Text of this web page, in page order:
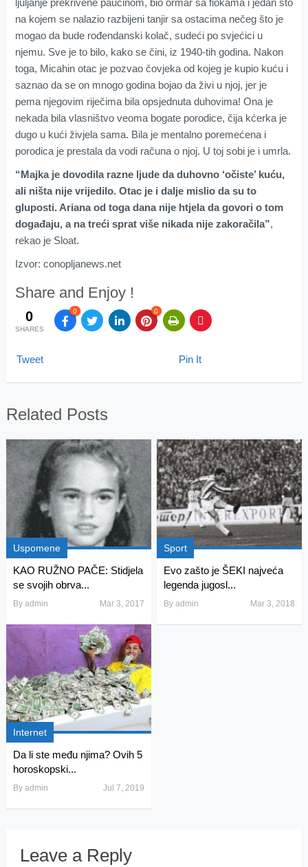
ljuljanje prekrivene paučinom, bio ormar sa fiokama i jedan sto
na kojem se nalazio razbijeni tanjir sa ostacima nečeg što je
mogao da bude rođendanski kolač, sudeći po svjećici u
njemu. Sve je to bilo, kako se čini, iz 1940-tih godina. Nakon
toga, Micahin otac je pozvao čovjeka od kojeg je kupio kuću i
saznao da se on mnogo godina bojao da živi u njoj, jer je
pema njegovim riječima bila opsjednuta duhovima! Ona je
nekada bila vlasništvo veoma bogate porodice, čija kćerka je
dugo u kući živjela sama. Bila je mentalno poremećena i
porodica je prestala da vodi računa o njoj. U toj sobi je i umrla.
“Majka je dovodila razne ljude da duhovno ‘očiste’ kuću,
ali ništa nije vrijedilo. Otac je i dalje mislio da su to
gluposti. Ariana od toga dana nije htjela da govori o tom
događaju, a na treći sprat više nikada nije zakoračila”,
rekao je Sloat.
Izvor: conopljanews.net
Share and Enjoy !
0
SHARES
0 0
Tweet Pin It
Related Posts
Uspomene
KAO RUŽNO PAČE: Stidjela
se svojih obrva...
By admin Mar 3, 2017
Sport
Evo zašto je ŠEKI najveća
legenda jugosl...
Byadmin Mar 3, 2018
Internet
Da li ste među njima? Ovih 5
horoskopski...
By admin Jul 7, 2019
Leave a Reply